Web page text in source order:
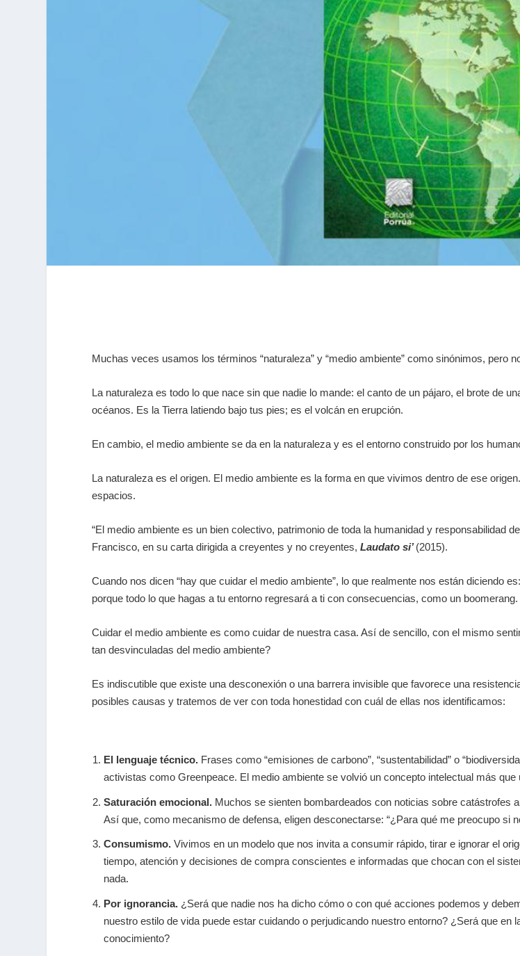
Muchas veces usamos los términos “naturaleza” y “medio ambiente” como sinónimos, pero
La naturaleza es todo lo que nace sin que nadie lo mande: el canto de un pájaro, el brote de
océanos. Es la Tierra latiendo bajo tus pies; es el volcán en erupción.
En cambio, el medio ambiente se da en la naturaleza y es el entorno construido por los
La naturaleza es el origen. El medio ambiente es la forma en que vivimos dentro de ese
espacios.
“El medio ambiente es un bien colectivo, patrimonio de toda la humanidad y responsabilidad
Francisco, en su carta dirigida a creyentes y no creyentes, Laudato si’(2015).
Cuando nos dicen “hay que cuidar el medio ambiente”, lo que realmente nos están diciendo
porque todo lo que hagas a tu entorno regresará a ti con consecuencias, como un boomerang.
Cuidar el medio ambiente es como cuidar de nuestra casa. Así de sencillo, con el mismo
tan desvinculadas del medio ambiente?
Es indiscutible que existe una desconexión o una barrera invisible que favorece una
posibles causas y tratemos de ver con toda honestidad con cuál de ellas nos identificamos:
El lenguaje técnico. Frases como “emisiones de carbono”, “sustentabilidad” o
activistas como Greenpeace. El medio ambiente se volvió un concepto intelectual más que
Saturación emocional. Muchos se sienten bombardeados con noticias sobre catástrofes
Así que, como mecanismo de defensa, eligen desconectarse: “¿Para qué me preocupo si
Consumismo. Vivimos en un modelo que nos invita a consumir rápido, tirar e ignorar el
tiempo, atención y decisiones de compra conscientes e informadas que chocan con el
nada.
Por ignorancia. ¿Será que nadie nos ha dicho cómo o con qué acciones podemos y
nuestro estilo de vida puede estar cuidando o perjudicando nuestro entorno? ¿Será que
conocimiento?